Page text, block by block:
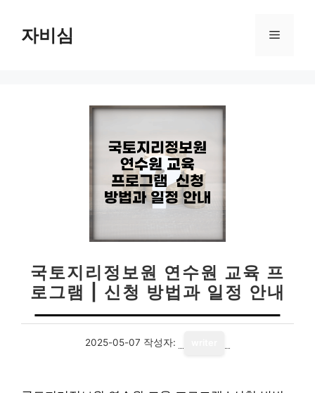
자비심 메
국토지리정보원 연수원 교육 프
로그램 | 신청 방법과 일정 안내
2025-05-07 작성자: